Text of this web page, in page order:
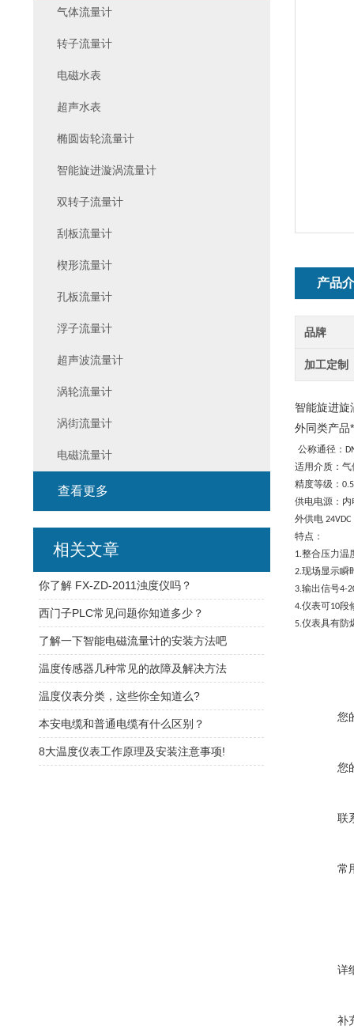
产品
品牌
加工定制
智能旋进旋
外同类产品*
公称通径：
适用介质：气
精度等级：
供电电源：内
外供电 24VDC
特点：
1.整合压力温
2.现场显示瞬
3.输出信号4-
4.仪表可10段
5.仪表具有防
您
您
联
常
详
补
气体流量计
转子流量计
电磁水表
超声水表
椭圆齿轮流量计
智能旋进漩涡流量计
双转子流量计
刮板流量计
楔形流量计
孔板流量计
浮子流量计
超声波流量计
涡轮流量计
涡街流量计
电磁流量计
查看更多
相关文章
你了解 FX-ZD-2011浊度仪吗？
西门子PLC常见问题你知道多少？
了解一下智能电磁流量计的安装方法吧
温度传感器几种常见的故障及解决方法
温度仪表分类，这些你全知道么?
本安电缆和普通电缆有什么区别？
8大温度仪表工作原理及安装注意事项!